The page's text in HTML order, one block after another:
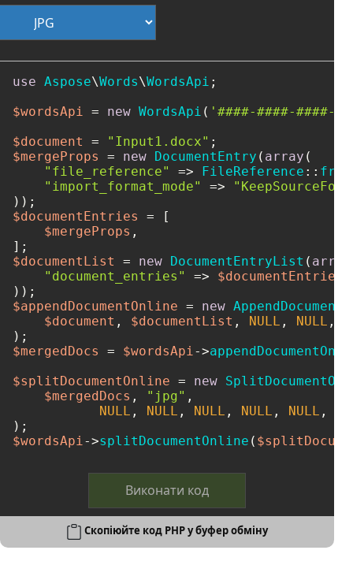
use Aspose\Words\WordsApi ;
$wordsApi = new WordsApi ( '####-####-####-
$document
= "Input1.docx"
$mergeProps
= new DocumentEntry ( array (
"file_reference"
=> FileReference ::
"import_format_mode"
=>
$documentEntries
= [
$mergeProps ,
$documentList
= new DocumentEntryList ( array
"document_entries"
=> $documentEntries
$appendDocumentOnline = new
$document , $documentList , NULL , NULL ,
$mergedDocs
= $wordsApi->
$splitDocumentOnline = new
$mergedDocs , "jpg" ,
NULL , NULL , NULL , NULL , NULL ,
$wordsApi->splitDocumentOnline (
Виконати код
Скопіюйте код PHP у буфер обміну